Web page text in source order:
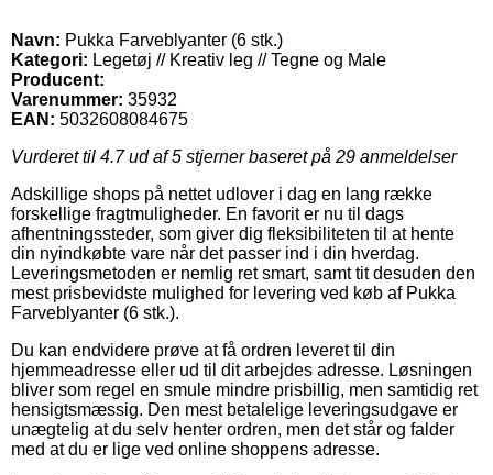
Navn: Pukka Farveblyanter (6 stk.)
Kategori: Legetøj // Kreativ leg // Tegne og Male
Producent:
Varenummer: 35932
EAN: 5032608084675
Vurderet til 4.7ud af 5 stjerner baseret på 29 anmeldelser
Adskillige shops på nettet udlover i dag en lang række
forskellige fragtmuligheder. En favorit er nu til dags
afhentningssteder, som giver dig fleksibiliteten til at hente
din nyindkøbte vare når det passer ind i din hverdag.
Leveringsmetoden er nemlig ret smart, samt tit desuden den
mest prisbevidste mulighed for levering ved køb af Pukka
Farveblyanter (6 stk.).
Du kan endvidere prøve at få ordren leveret til din
hjemmeadresse eller ud til dit arbejdes adresse. Løsningen
bliver som regel en smule mindre prisbillig, men samtidig ret
hensigtsmæssig. Den mest betalelige leveringsudgave er
unægtelig at du selv henter ordren, men det står og falder
med at du er lige ved online shoppens adresse.